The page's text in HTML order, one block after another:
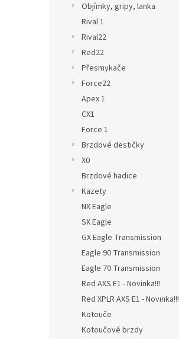
Objímky, gripy, lanka
Rival 1
Rival22
Red22
Přesmykače
Force22
Apex 1
CX1
Force 1
Brzdové destičky
X0
Brzdové hadice
Kazety
NX Eagle
SX Eagle
GX Eagle Transmission
Eagle 90 Transmission
Eagle 70 Transmission
Red AXS E1 - Novinka!!!
Red XPLR AXS E1 - Novinka!!!
Kotouče
Kotoučové brzdy